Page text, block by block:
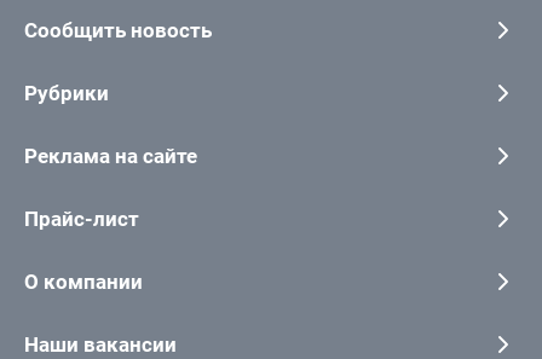
Сообщить новость
Рубрики
Реклама на сайте
Прайс-лист
О компании
Наши вакансии